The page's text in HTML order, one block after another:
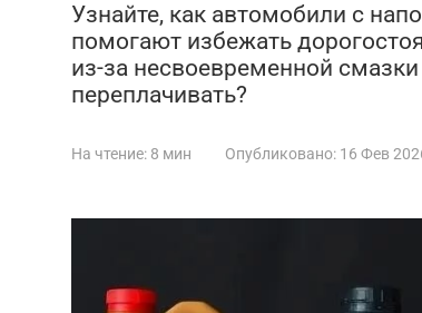
Узнайте, как автомобили с
помогают избежать
из-за несвоевременной
переплачивать?
На чтение: 8 мин Опубликовано: 16 Фев